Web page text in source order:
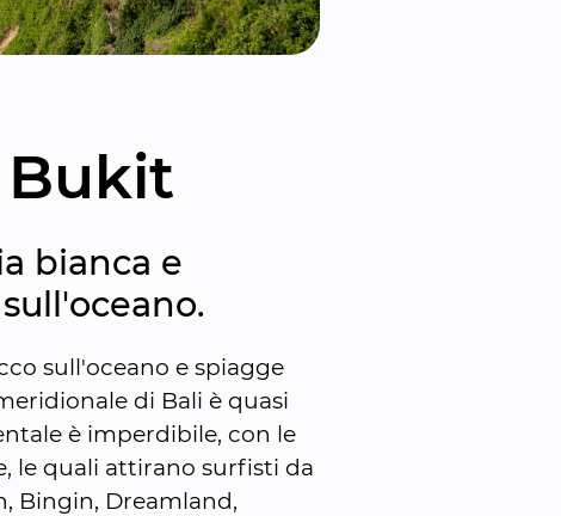
Bukit
bianca e
sull'oceano e spiagge
di Bali è quasi
è imperdibile, con le
le quali attirano surfisti da
Bingin, Dreamland,